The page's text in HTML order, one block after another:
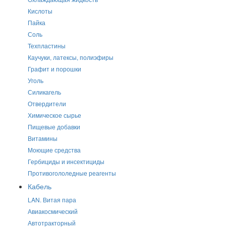
Кислоты
Пайка
Соль
Техпластины
Каучуки, латексы, полиэфиры
Графит и порошки
Уголь
Силикагель
Отвердители
Химическое сырье
Пищевые добавки
Витамины
Моющие средства
Гербициды и инсектициды
Противогололедные реагенты
Кабель
LAN. Витая пара
Авиакосмический
Автотракторный